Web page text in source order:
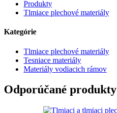
Produkty
Tlmiace plechové materiály
Kategórie
Tlmiace plechové materiály
Tesniace materiály
Materiály vodiacich rámov
Odporúčané produkty